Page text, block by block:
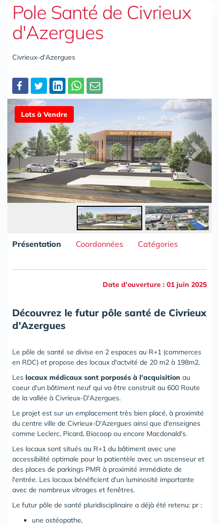
Pole Santé de Civrieux
d'Azergues
Civrieux-d'Azergues
Partager
Lots à Vendre
Présentation Coordonnées Catégories
Date d'ouverture : 01 juin 2025
Découvrez le futur pôle santé de Civrieux
d'Azergues
Le pôle de santé se divise en 2 espaces au R+1 (commerces
en RDC) et propose des locaux d'actvité de 20 m2 à 198m2.
Les locaux médicaux sont porposés à l'acquisition au
coeur d'un bâtiment neuf qui va être construit au 600 Route
de la vallée à Civrieux-D'Azergues.
Le projet est sur un emplacement très bien placé, à proximité
du centre ville de Civrieux-D'Azergues ainsi que d'enseignes
comme Leclerc, Picard, Biocoop ou encore Macdonald's.
Les locaux sont situés au R+1 du bâtiment avec une
accessibilité optimale pour la patientèle avec un ascenseur et
des places de parkings PMR à proximité immédiate de
l'entrée. Les locaux bénéficient d'un luminosité importante
avec de nombreux vitrages et fenêtres.
Le futur pôle de santé pluridisciplinaire a déjà été retenu: pr :
une ostéopathe,